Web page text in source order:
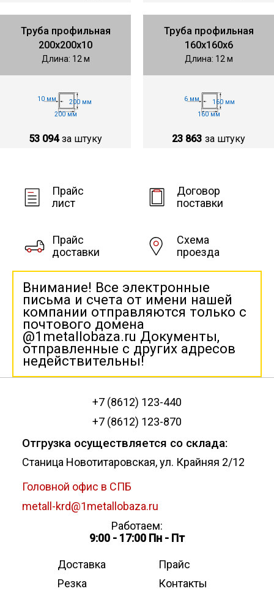
Труба профильная
200х200х10
Длина: 12 м
10 мм
200 мм
200 мм
53 094 за штуку
Труба профильная
160х160х6
Длина: 12 м
6 мм
160 мм
160 мм
23 863 за штуку
Прайс
лист
Договор
поставки
Прайс
доставки
Схема
проезда
Внимание! Все электронные
письма и счета от имени нашей
компании отправляются только с
почтового домена
@1metallobaza.ru Документы,
отправленные с других адресов
недействительны!
+7 (8612) 123-440
+7 (8612) 123-870
Отгрузка осуществляется со склада:
Станица Новотитаровская, ул. Крайняя 2/12
Головной офис в СПБ
metall-krd@1metallobaza.ru
Работаем:
9:00 - 17:00 Пн - Пт
Доставка
Прайс
Резка
Контакты